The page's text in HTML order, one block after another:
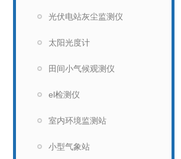
光伏电站灰尘监测仪
太阳光度计
田间小气候观测仪
el检测仪
室内环境监测站
小型气象站